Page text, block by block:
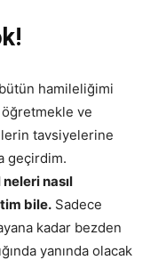
hamileliğimi
öğretmekle ve
tavsiyelerine
geçirdim.
nasıl
bile. Sadece
kadar bezden
yanında olacak